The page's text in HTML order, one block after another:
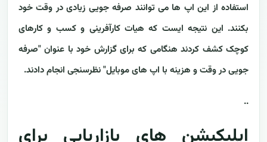
استفاده از این اپ ها می توانند صرفه جویی زیادی در وقت خود
بکنند. این نتیجه ایست که هیات کارآفرینی و کسب و کارهای
کوچک کشف کردند هنگامی که برای گزارش خود با عنوان "صرفه
جویی در وقت و هزینه با اپ های موبایل" نظرسنجی انجام دادند.
..
اپلیکیشن های بازاریابی برای